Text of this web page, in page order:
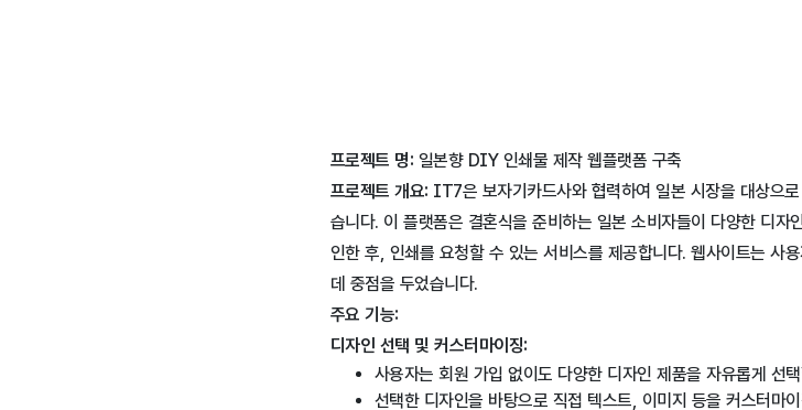
프로젝트 명: 일본향 DIY 인쇄물 제작 웹플랫폼 구축
프로젝트 개요: IT7은 보자기카드사와 협력하여 일본 시장을 대상으
습니다. 이 플랫폼은 결혼식을 준비하는 일본 소비자들이 다양한 디자
인한 후, 인쇄를 요청할 수 있는 서비스를 제공합니다. 웹사이트는 사
데 중점을 두었습니다.
주요 기능:
디자인 선택 및 커스터마이징:
사용자는 회원 가입 없이도 다양한 디자인 제품을 자유롭게 선
선택한 디자인을 바탕으로 직접 텍스트, 이미지 등을 커스터마